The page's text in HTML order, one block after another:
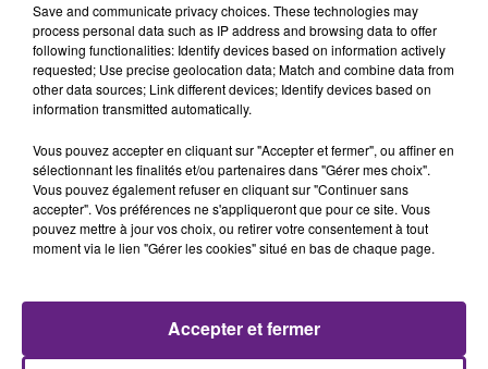
Dijon s'est imposée 3 buts à 0 face à
la modeste équipe de Nivolet dans
le cadre de la coupe de France
féminine.
Publié : 17 décembre 2017 à 19h33 par Fabrice Aubry
Save and communicate privacy choices. These technologies may
process personal data such as IP address and browsing data to offer
following functionalities: Identify devices based on information actively
requested; Use precise geolocation data; Match and combine data from
other data sources; Link different devices; Identify devices based on
information transmitted automatically.
Vous pouvez accepter en cliquant sur "Accepter et fermer", ou affiner en
sélectionnant les finalités et/ou partenaires dans "Gérer mes choix".
Vous pouvez également refuser en cliquant sur "Continuer sans
accepter". Vos préférences ne s'appliqueront que pour ce site. Vous
pouvez mettre à jour vos choix, ou retirer votre consentement à tout
moment via le lien "Gérer les cookies" situé en bas de chaque page.
Accepter et fermer